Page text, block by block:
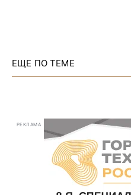
ЕЩЕ ПО ТЕМЕ
РЕКЛАМА